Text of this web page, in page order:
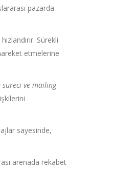
pazarda
Sürekli
etmelerine
ve mailing
sayesinde,
arenada rekabet